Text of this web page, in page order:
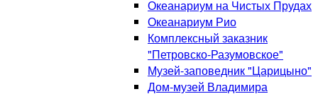
Океанариум на Чистых Прудах
Океанариум Рио
Комплексный заказник
"Петровско-Разумовское"
Музей-заповедник "Царицыно"
Дом-музей Владимира